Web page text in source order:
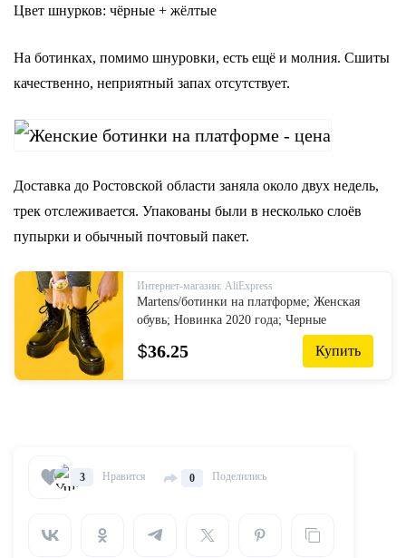
Цвет шнурков: чёрные + жёлтые
На ботинках, помимо шнуровки, есть ещё и молния. Сшиты
качественно, неприятный запах отсутствует.
Доставка до Ростовской области заняла около двух недель,
трек отслеживается. Упакованы были в несколько слоёв
пупырки и обычный почтовый пакет.
Интернет-магазин: AliExpress
Martens/ботинки на платформе; Женская
обувь; Новинка 2020 года; Черные
кожаные ботильоны; Женская обувь в
стиле панк; Мотоботы на толстой
$36.25 Купить
3 Нравится 0 Поделились